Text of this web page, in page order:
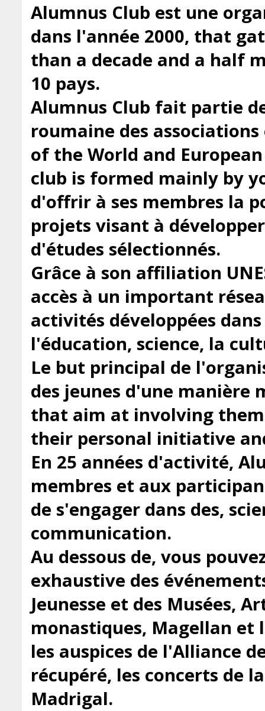
Alumnus Club est une
dans l'année 2000, that
than a decade and a half
10 pays.
Alumnus Club fait partie
roumaine des
of the World and
club is formed mainly by
d'offrir à ses membres la
projets visant à
d'études sélectionnés.
Grâce à son affiliation
accès à un important
activités développées
l'éducation, science, la
Le but principal de
des jeunes d'une
that aim at involving
their personal initiative
En 25 années d'activité,
membres et aux
de s'engager dans des,
communication.
Au dessous de, vous
exhaustive des
Jeunesse et des Musées,
monastiques, Magellan et
les auspices de l'Alliance
récupéré, les concerts de
Madrigal.